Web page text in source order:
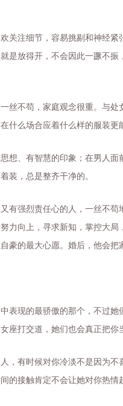
关注细节，容易挑剔和神经
是放得开，不会因此一蹶不
丝不苟，家庭观念很重。与处
什么场合应着什么样的服装更
想、有智慧的印象；在男人面
装，总是整齐干净的。
有强烈责任心的人，一丝不苟
力向上，寻求新知，掌控大局
豪的最大心愿。婚后，他会把
表现的最骄傲的那个，不过
座打交道，她们也会真正把你
，有时候对你冷淡不是因为不
的接触肯定不会让她对你热情